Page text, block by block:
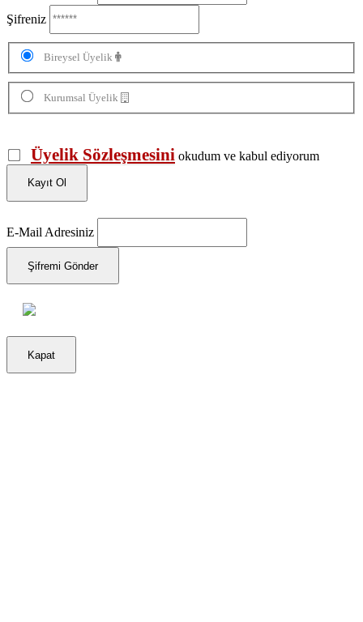
Şifreniz
Bireysel Üyelik
Kurumsal Üyelik
Üyelik Sözleşmesini okudum ve kabul ediyorum
Kayıt Ol
E-Mail Adresiniz
Şifremi Gönder
Kapat